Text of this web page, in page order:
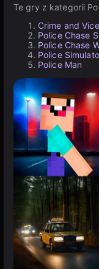
Te gry z kategorii
Crime and
Police Chase
Police Chase
Police
Police Man